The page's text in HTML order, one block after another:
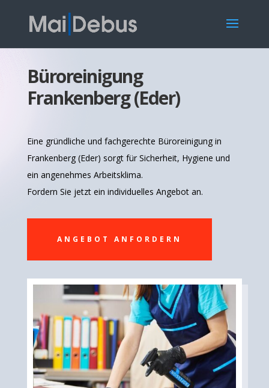
Büroreinigung
Frankenberg (Eder)
Eine gründliche und fachgerechte Büroreinigung in
Frankenberg (Eder) sorgt für Sicherheit, Hygiene und
ein angenehmes Arbeitsklima.
Fordern Sie jetzt ein individuelles Angebot an.
ANGEBOT ANFORDERN